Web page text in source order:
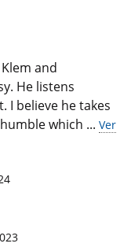
and
He listens
I believe he takes
which ... Ver